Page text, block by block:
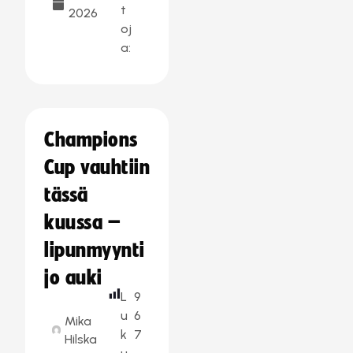
2026
t
oj
a:
Champions
Cup vauhtiin
tässä
kuussa –
lipunmyynti
jo auki
Mika
Hilska
L
u
k
9
6
7